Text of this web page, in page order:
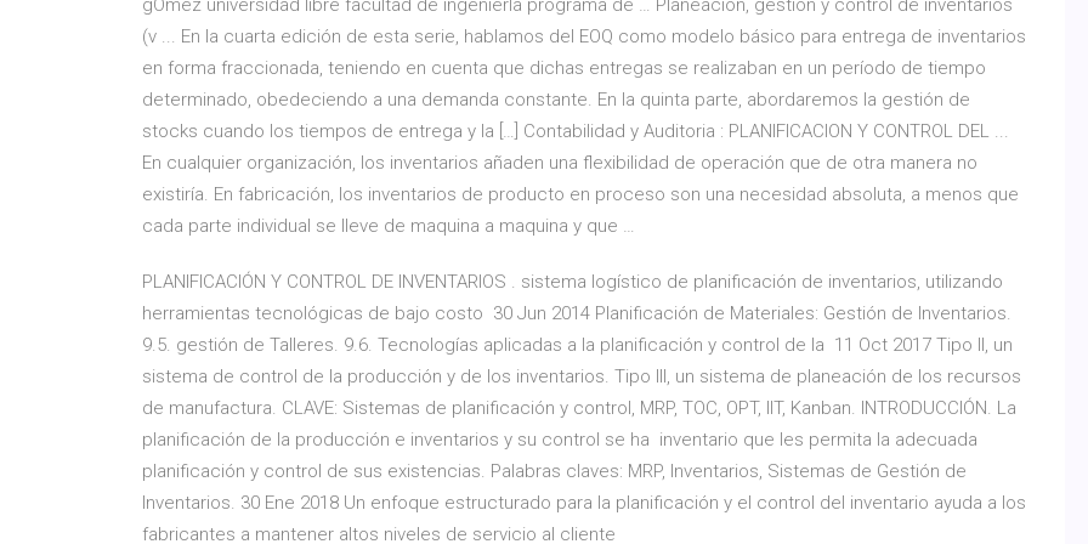
gÓmez universidad libre facultad de ingenierÍa programa de … Planeación, gestión y control de inventarios
(v ... En la cuarta edición de esta serie, hablamos del EOQ como modelo básico para entrega de inventarios
en forma fraccionada, teniendo en cuenta que dichas entregas se realizaban en un período de tiempo
determinado, obedeciendo a una demanda constante. En la quinta parte, abordaremos la gestión de
stocks cuando los tiempos de entrega y la […] Contabilidad y Auditoria : PLANIFICACION Y CONTROL DEL ...
En cualquier organización, los inventarios añaden una flexibilidad de operación que de otra manera no
existiría. En fabricación, los inventarios de producto en proceso son una necesidad absoluta, a menos que
cada parte individual se lleve de maquina a maquina y que …
PLANIFICACIÓN Y CONTROL DE INVENTARIOS . sistema logístico de planificación de inventarios, utilizando
herramientas tecnológicas de bajo costo 30 Jun 2014 Planificación de Materiales: Gestión de Inventarios.
9.5. gestión de Talleres. 9.6. Tecnologías aplicadas a la planificación y control de la 11 Oct 2017 Tipo II, un
sistema de control de la producción y de los inventarios. Tipo III, un sistema de planeación de los recursos
de manufactura. CLAVE: Sistemas de planificación y control, MRP, TOC, OPT, lIT, Kanban. INTRODUCCIÓN. La
planificación de la producción e inventarios y su control se ha inventario que les permita la adecuada
planificación y control de sus existencias. Palabras claves: MRP, Inventarios, Sistemas de Gestión de
Inventarios. 30 Ene 2018 Un enfoque estructurado para la planificación y el control del inventario ayuda a los
fabricantes a mantener altos niveles de servicio al cliente